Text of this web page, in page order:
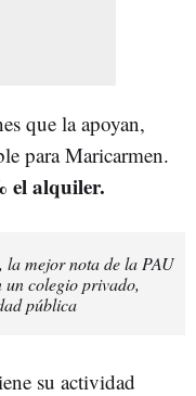
que la apoyan,
para Maricarmen.
el alquiler.
la mejor nota de la PAU
colegio privado,
pública
su actividad